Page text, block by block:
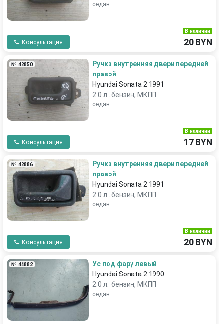
седан
Консультация
В наличии
20 BYN
№ 42850
Ручка внутренняя двери передней
правой
Hyundai Sonata 2 1991
2.0 л., бензин, МКПП
седан
Консультация
В наличии
17 BYN
№ 42886
Ручка внутренняя двери передней
правой
Hyundai Sonata 2 1991
2.0 л., бензин, МКПП
седан
Консультация
В наличии
20 BYN
№ 44882
Ус под фару левый
Hyundai Sonata 2 1990
2.0 л., бензин, МКПП
седан